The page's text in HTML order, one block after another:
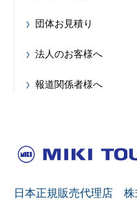
団体お見積り
法人のお客様へ
報道関係者様へ
日本正規販売代理店 株